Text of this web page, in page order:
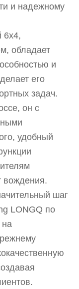
и надежному
6x4,
обладает
и
его
задач.
он с
удобный
вождения.
шаг
LONGQ по
на